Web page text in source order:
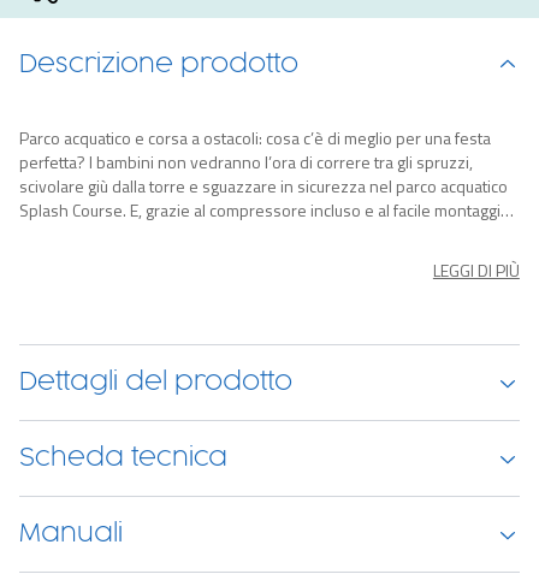
Descrizione prodotto
Parco acquatico e corsa a ostacoli: cosa c’è di meglio per una festa
perfetta? I bambini non vedranno l’ora di correre tra gli spruzzi,
scivolare giù dalla torre e sguazzare in sicurezza nel parco acquatico
Splash Course. E, grazie al compressore incluso e al facile montaggio,
acquatico, compressore (picchetti inclusi), kit di riparazione con toppe
LEGGI DI PIÙ
Dettagli del prodotto
Scheda tecnica
Manuali